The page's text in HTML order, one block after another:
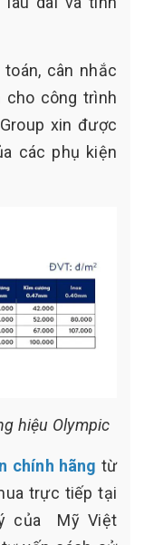
cân nhắc
cho công trình
xin được
các phụ kiện
hiệu Olympic
chính hãng từ
trực tiếp tại
của Mỹ Việt